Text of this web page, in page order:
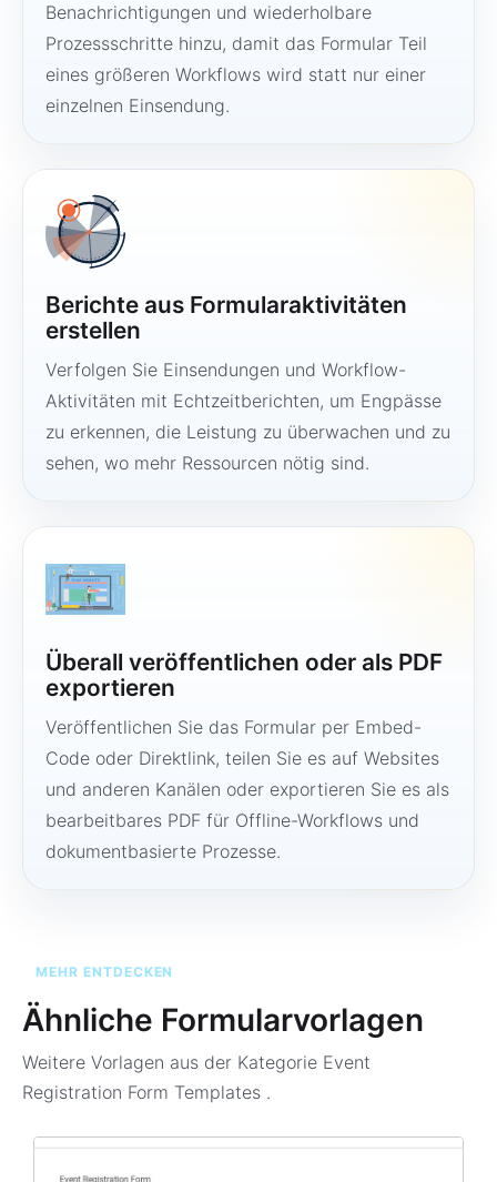
Benachrichtigungen und wiederholbare
Prozessschritte hinzu, damit das Formular Teil
eines größeren Workflows wird statt nur einer
einzelnen Einsendung.
Berichte aus Formularaktivitäten
erstellen
Verfolgen Sie Einsendungen und Workflow-
Aktivitäten mit Echtzeitberichten, um Engpässe
zu erkennen, die Leistung zu überwachen und zu
sehen, wo mehr Ressourcen nötig sind.
Überall veröffentlichen oder als PDF
exportieren
Veröffentlichen Sie das Formular per Embed-
Code oder Direktlink, teilen Sie es auf Websites
und anderen Kanälen oder exportieren Sie es als
bearbeitbares PDF für Offline-Workflows und
dokumentbasierte Prozesse.
MEHR ENTDECKEN
Ähnliche Formularvorlagen
Weitere Vorlagen aus der Kategorie Event
Registration Form Templates .